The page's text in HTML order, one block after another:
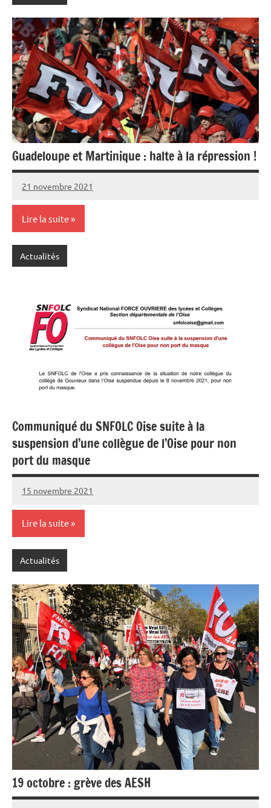
Guadeloupe et Martinique : halte à la répression !
21 novembre 2021
SNFOLC44
Lire la suite
Actualités
Communiqué du SNFOLC Oise suite à la
suspension d’une collègue de l’Oise pour non
port du masque
15 novembre 2021
SNFOLC44
Lire la suite
Actualités
19 octobre : grève des AESH